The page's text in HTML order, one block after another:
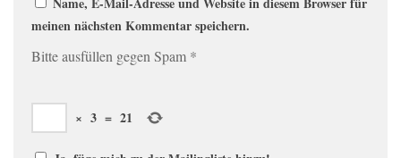
meinen nächsten Kommentar speichern.
Bitte ausfüllen gegen Spam *
× 3 = 21